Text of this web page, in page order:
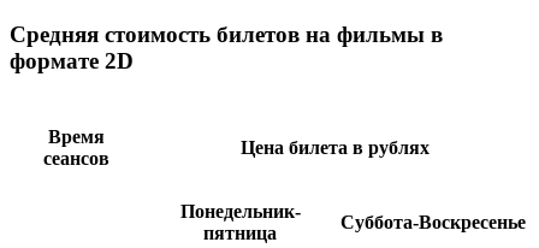
Средняя стоимость билетов на фильмы в
формате 2D
Время
сеансов
Цена билета в рублях
Понедельник-
пятница
Суббота-Воскресенье